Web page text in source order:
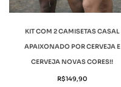
KIT COM 2 CAMISETAS CASAL
APAIXONADO POR CERVEJA E
CERVEJA NOVAS CORES!!
R$149,90